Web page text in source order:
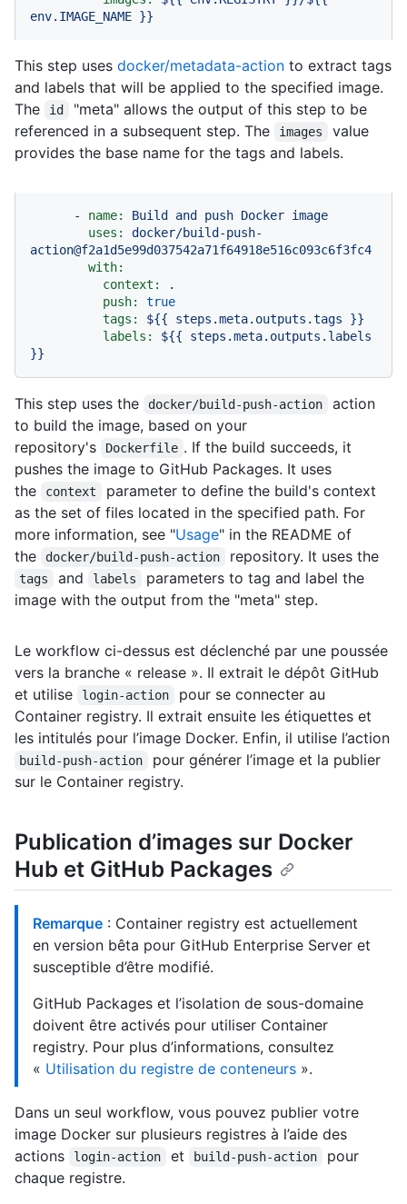
env.IMAGE_NAME }}
This step uses docker/metadata-action to extract tags
and labels that will be applied to the specified image.
The
id
"meta" allows the output of this step to be
referenced in a subsequent step. The
images
value
provides the base name for the tags and labels.
- name: Build and push Docker image
uses:
docker/build-push-
action@f2a1d5e99d037542a71f64918e516c093c6f3fc4
with:
context:
.
push:
true
tags:
${{ steps.meta.outputs.tags
}}
labels:
${{
steps.meta.outputs.labels
}}
This step uses the docker/build-push-action
action
to build the image, based on your
repository's
Dockerfile . If the build succeeds, it
pushes the image to GitHub Packages. It uses
the
context
parameter to define the build's context
as the set of files located in the specified path. For
more information, see "Usage" in the README of
the
docker/build-push-action repository. It uses the
tags and labels
parameters to tag and label the
image with the output from the "meta" step.
Le workflow ci-dessus est déclenché par une poussée
vers la branche « release ». Il extrait le dépôt GitHub
et utilise
login-action
pour se connecter au
Container registry. Il extrait ensuite les étiquettes et
les intitulés pour l’image Docker. Enfin, il utilise l’action
build-push-action
pour générer l’image et la publier
sur le Container registry.
Publication d’images sur Docker
Hub et GitHub Packages
Remarque : Container registry est actuellement
en version bêta pour GitHub Enterprise Server et
susceptible d’être modifié.
GitHub Packages et l’isolation de sous-domaine
doivent être activés pour utiliser Container
registry. Pour plus d’informations, consultez
« Utilisation du registre de conteneurs ».
Dans un seul workflow, vous pouvez publier votre
image Docker sur plusieurs registres à l’aide des
actions
login-action et build-push-action
pour
chaque registre.